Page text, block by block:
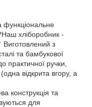
функціональне
хліборобник -
Виготовлений з
та бамбукової
практичної ручки,
відкрита вгору, а
конструкція та
для